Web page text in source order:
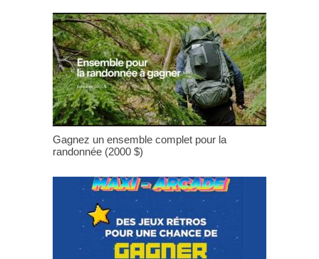
Gagnez un ensemble complet pour la
randonnée (2000 $)